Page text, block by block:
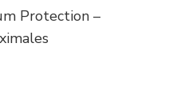
Protection –